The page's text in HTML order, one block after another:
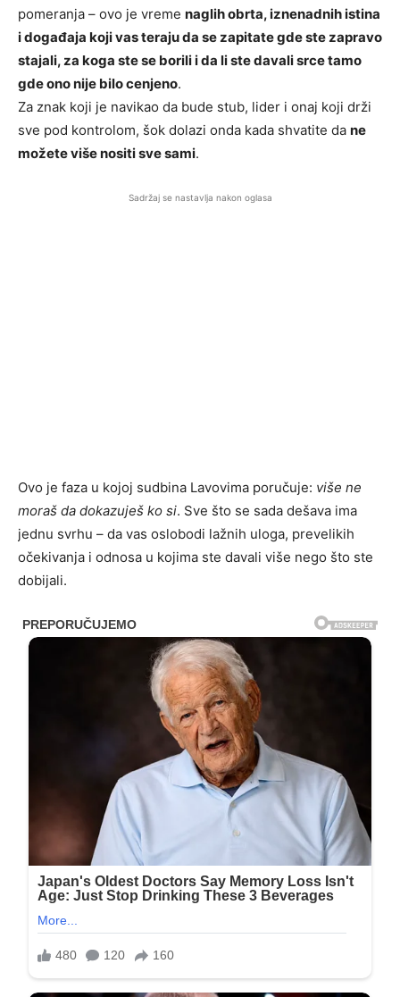
pomeranja – ovo je vreme naglih obrta, iznenadnih istina
i događaja koji vas teraju da se zapitate gde ste zapravo
stajali, za koga ste se borili i da li ste davali srce tamo
gde ono nije bilo cenjeno.
Za znak koji je navikao da bude stub, lider i onaj koji drži
sve pod kontrolom, šok dolazi onda kada shvatite da ne
možete više nositi sve sami.
Sadržaj se nastavlja nakon oglasa
Ovo je faza u kojoj sudbina Lavovima poručuje: više ne
moraš da dokazuješ ko si. Sve što se sada dešava ima
jednu svrhu – da vas oslobodi lažnih uloga, prevelikih
očekivanja i odnosa u kojima ste davali više nego što ste
dobijali.